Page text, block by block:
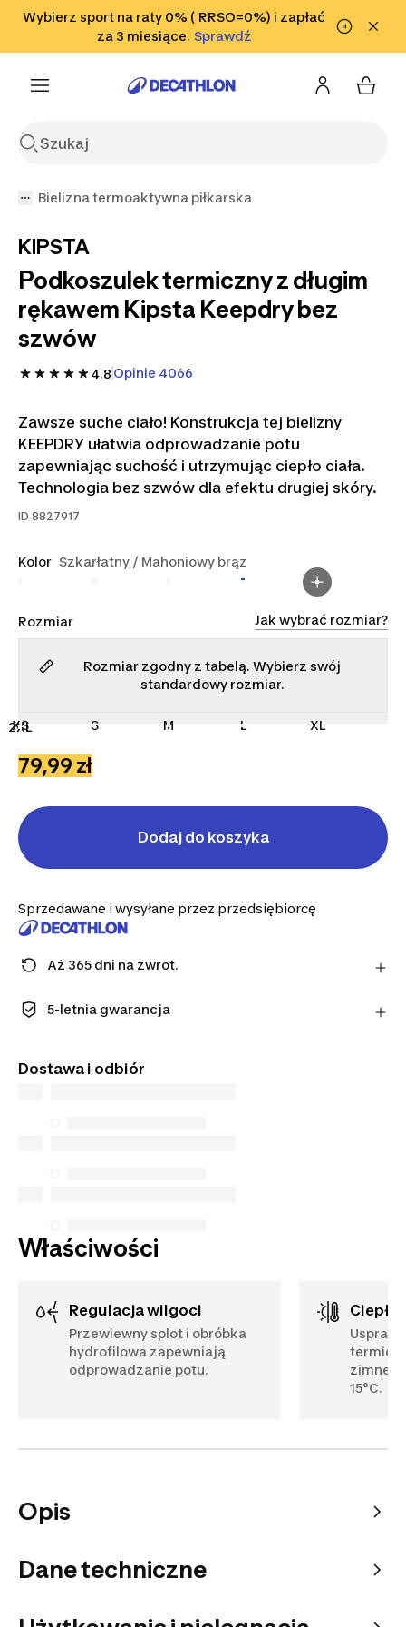
Przejdź do wyszukiwania Przejdź do treści
Przejdź
Wybierz sport na raty 0% ( RRSO=0%) i zapłać
za 3 miesiące. SprawdźSprawdź
Sprawdź
Bielizna termoaktywna piłkarska
KIPSTA
Podkoszulek termiczny z długim
rękawem Kipsta Keepdry bez
szwów
4.8 Opinie 4066
Zawsze suche ciało! Konstrukcja tej bielizny
KEEPDRY ułatwia odprowadzanie potu
zapewniając suchość i utrzymując ciepło ciała.
Technologia bez szwów dla efektu drugiej skóry.
ID 8827917
Kolor Szkarłatny / Mahoniowy brąz
Rozmiar Jak wybrać rozmiar?
Rozmiar zgodny z tabelą. Wybierz swój
standardowy rozmiar.
XS S M L XL
2XL
79,99 zł
Dodaj do koszyka
Sprzedawane i wysyłane przez przedsiębiorcę
Aż 365 dni na zwrot.
termin 14 dni.
5-letnia gwarancja
Dostawa i odbiór
Właściwości
Regulacja wilgoci
Przewiewny splot i obróbka
hydrofilowa zapewniają
odprowadzanie potu.
Ciepło
15°C.
Opis
Dane techniczne